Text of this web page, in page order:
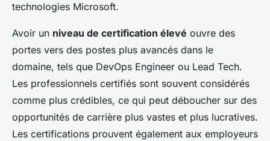
technologies Microsoft.
Avoir un niveau de certification élevé ouvre des
portes vers des postes plus avancés dans le
domaine, tels que DevOps Engineer ou Lead Tech.
Les professionnels certifiés sont souvent considérés
comme plus crédibles, ce qui peut déboucher sur des
opportunités de carrière plus vastes et plus lucratives.
Les certifications prouvent également aux employeurs